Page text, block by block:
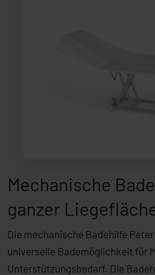
Mechanische
ganzer
Die mechanische Badehilfe
universelle Bademöglichkeit für
Unterstützungsbedarf. Die